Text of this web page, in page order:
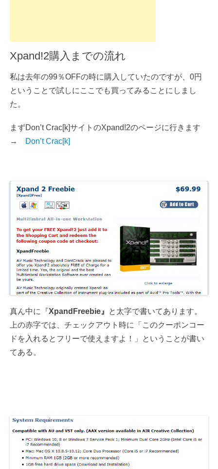
Xpand!2購入までの流れ
私は去年の99％OFFの時に購入していたのですが、0円
ということで試しにここでも買ってみることにしまし
た。
まずDon’t Crac[k]サイトのXpand!2のページに行きます
→
Don’t Crac[k]
真ん中に『XpandFreebie』
と太字で書いてあります。
上の赤字では、チェックアウト時に「このクーポンコー
ドを入れるとフリーで使えますよ！」ということが書い
てある。